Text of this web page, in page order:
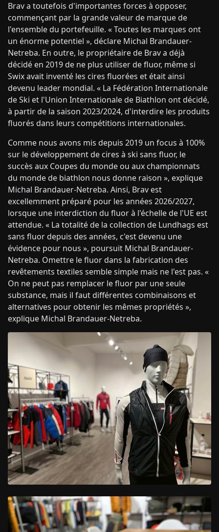
Brav a toutefois d'importantes forces à opposer,
commençant par la grande valeur de marque de
l'ensemble du portefeuille. « Toutes les marques ont
un énorme potentiel », déclare Michal Brandauer-
Netreba. En outre, le propriétaire de Brav a déjà
décidé en 2019 de ne plus utiliser de fluor, même si
Swix avait inventé les cires fluorées et était ainsi
devenu leader mondial. « La Fédération Internationale
de Ski et l'Union Internationale de Biathlon ont décidé,
à partir de la saison 2023/2024, d'interdire les produits
fluorés dans leurs compétitions internationales.
Comme nous avons mis depuis 2019 un focus à 100%
sur le développement de cires à ski sans fluor, le
succès aux Coupes du monde ou aux championnats
du monde de biathlon nous donne raison », explique
Michal Brandauer-Netreba. Ainsi, Brav est
excellemment préparé pour les années 2026/2027,
lorsque une interdiction du fluor à l'échelle de l'UE est
attendue. « La totalité de la collection de Lundhags est
sans fluor depuis des années, c'est devenu une
évidence pour nous », poursuit Michal Brandauer-
Netreba. Omettre le fluor dans la fabrication des
revêtements textiles semble simple mais ne l'est pas. «
On ne peut pas remplacer le fluor par une seule
substance, mais il faut différentes combinaisons et
alternatives pour obtenir les mêmes propriétés »,
explique Michal Brandauer-Netreba.